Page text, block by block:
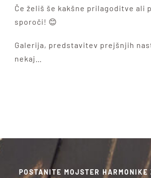
Če želiš še kakšne prilagoditve ali
sporoči! 😊
Galerija, predstavitev prejšnjih
nekaj…
POSTANITE MOJSTER HARMONIKE